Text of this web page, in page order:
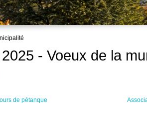
- Voeux de la
de pétanque